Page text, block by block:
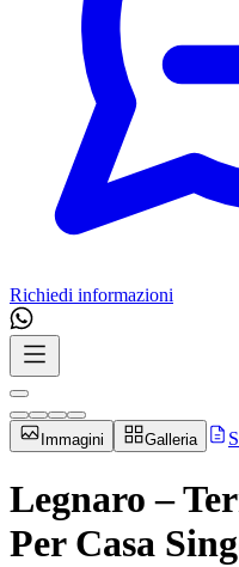
Richiedi informazioni
Immagini Galleria
Legnaro –
Per Casa